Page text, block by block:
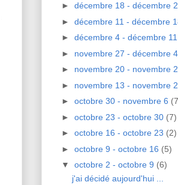
► décembre 18 - décembre
► décembre 11 - décembre
► décembre 4 - décembre
► novembre 27 - décembre
► novembre 20 - novembre
► novembre 13 - novembre
► octobre 30 - novembre 6
► octobre 23 - octobre 30 (7)
► octobre 16 - octobre 23 (2)
► octobre 9 - octobre 16 (5)
▼ octobre 2 - octobre 9 (6)
j'ai décidé aujourd'hui ...